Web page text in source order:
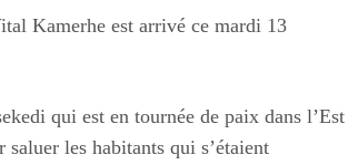
Kamerhe est arrivé ce mardi 13
qui est en tournée de paix dans l’Est
les habitants qui s’étaient